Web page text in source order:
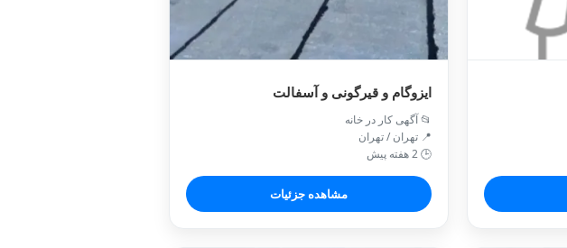
ایزوگام و قیرگونی و آسفالت
📂 آگهی کار در خانه
📍 تهران / تهران
🕒 2 هفته پیش
مشاهده جزئیات